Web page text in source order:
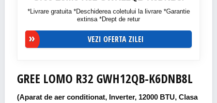
*Livrare gratuita *Deschiderea coletului la livrare *Garantie
extinsa *Drept de retur
VEZI OFERTA ZILEI
GREE LOMO R32 GWH12QB-K6DNB8L
(Aparat de aer conditionat, Inverter, 12000 BTU, Clasa